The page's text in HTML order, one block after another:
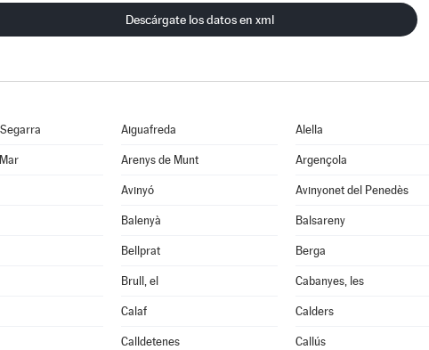
Descárgate los datos en xml
Aiguafreda Alella
Arenys de Munt Argençola
Avinyó Avinyonet del Penedès
Balenyà Balsareny
Bellprat Berga
Brull, el Cabanyes, les
Calaf Calders
Calldetenes Callús